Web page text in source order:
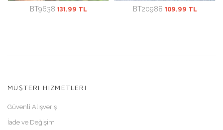
BT9638 131.99 TL BT20988 109.99 TL
MÜŞTERI HIZMETLERI
Güvenli Alışveriş
İade ve Değişim